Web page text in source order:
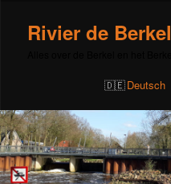
Rivier de Berkel
Deutsch